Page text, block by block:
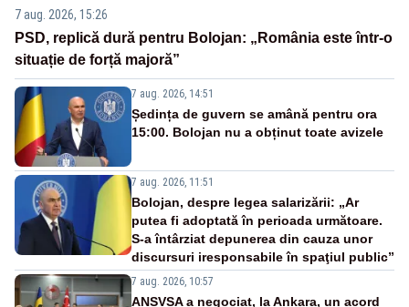
7 aug. 2026, 15:26
PSD, replică dură pentru Bolojan: „România este într-o
situație de forță majoră”
7 aug. 2026, 14:51
Ședința de guvern se amână pentru ora
15:00. Bolojan nu a obținut toate avizele
7 aug. 2026, 11:51
Bolojan, despre legea salarizării: „Ar
putea fi adoptată în perioada următoare.
S-a întârziat depunerea din cauza unor
discursuri iresponsabile în spaţiul public”
7 aug. 2026, 10:57
ANSVSA a negociat, la Ankara, un acord